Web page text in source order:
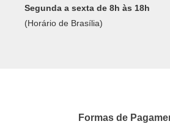
Segunda a sexta de 8h às 18h
(Horário de Brasília)
Formas de